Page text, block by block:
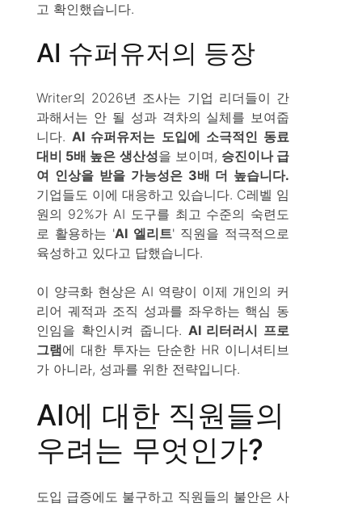
고 확인했습니다.
AI 슈퍼유저의 등장
Writer의 2026년 조사는 기업 리더들이 간
과해서는 안 될 성과 격차의 실체를 보여줍
니다.AI 슈퍼유저는 도입에 소극적인 동료
대비 5배 높은 생산성을 보이며, 승진이나 급
여 인상을 받을 가능성은 3배 더 높습니다.
기업들도 이에 대응하고 있습니다. C레벨 임
원의 92%가 AI 도구를 최고 수준의 숙련도
로 활용하는 'AI 엘리트' 직원을 적극적으로
육성하고 있다고 답했습니다.
이 양극화 현상은 AI 역량이 이제 개인의 커
리어 궤적과 조직 성과를 좌우하는 핵심 동
인임을 확인시켜 줍니다. AI 리터러시 프로
그램에 대한 투자는 단순한 HR 이니셔티브
가 아니라, 성과를 위한 전략입니다.
AI에 대한 직원들의
우려는 무엇인가?
도입 급증에도 불구하고 직원들의 불안은 사